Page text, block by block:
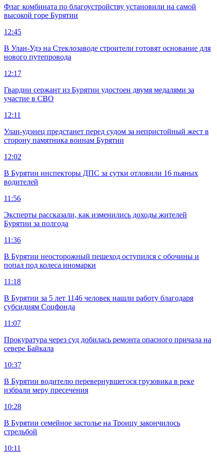
Флаг комбината по благоустройству установили на самой
высокой горе Бурятии
12:45
В Улан-Удэ на Стеклозаводе строители готовят основание для
нового путепровода
12:17
Гвардии сержант из Бурятии удостоен двумя медалями за
участие в СВО
12:11
Улан-удэнец предстанет перед судом за непристойный жест в
сторону памятника воинам Бурятии
12:02
В Бурятии инспекторы ДПС за сутки отловили 16 пьяных
водителей
11:56
Эксперты рассказали, как изменились доходы жителей
Бурятии за полгода
11:36
В Бурятии неосторожный пешеход оступился с обочины и
попал под колеса иномарки
11:18
В Бурятии за 5 лет 1146 человек нашли работу благодаря
субсидиям Соцфонда
11:07
Прокуратура через суд добилась ремонта опасного причала на
севере Байкала
10:37
В Бурятии водителю перевернувшегося грузовика в реке
избрали меру пресечения
10:28
В Бурятии семейное застолье на Троицу закончилось
стрельбой
10:11